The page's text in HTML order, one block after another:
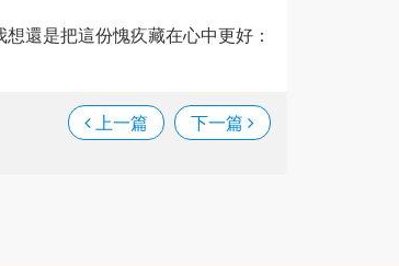
還是把這份愧疚藏在心中更好：
上一篇 下一篇